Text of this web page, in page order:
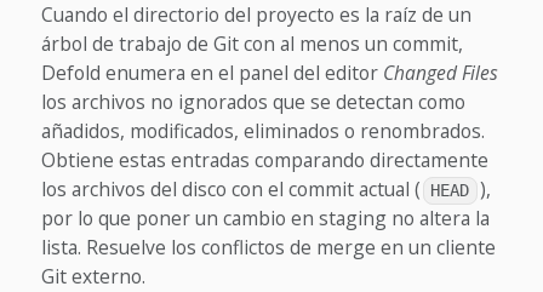
Cuando el directorio del proyecto es la raíz de un
árbol de trabajo de Git con al menos un commit,
Defold enumera en el panel del editor Changed Files
los archivos no ignorados que se detectan como
añadidos, modificados, eliminados o renombrados.
Obtiene estas entradas comparando directamente
los archivos del disco con el commit actual (
HEAD ),
por lo que poner un cambio en staging no altera la
lista. Resuelve los conflictos de merge en un cliente
Git externo.